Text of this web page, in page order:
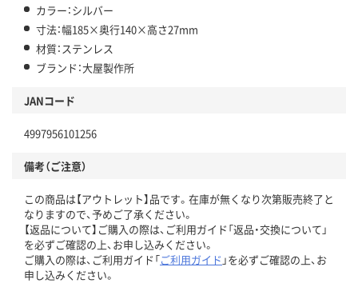
カラー：シルバー
寸法：幅185×奥行140×高さ27mm
材質：ステンレス
ブランド：大屋製作所
JANコード
4997956101256
備考（ご注意）
この商品は【アウトレット】品です。在庫が無くなり次第販売終了と
なりますので、予めご了承ください。
【返品について】ご購入の際は、ご利用ガイド「返品・交換について」
を必ずご確認の上、お申し込みください。
ご購入の際は、ご利用ガイド「ご利用ガイド 」を必ずご確認の上、お
申し込みください。